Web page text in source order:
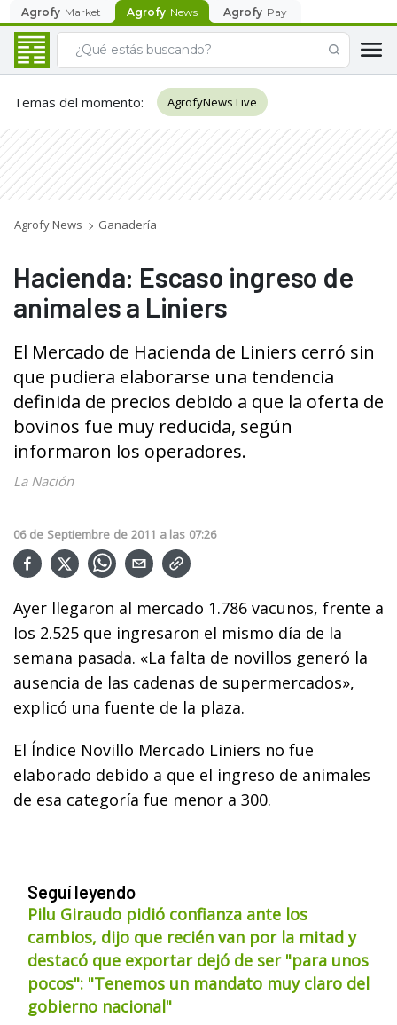
Agrofy Market Agrofy News Agrofy Pay
Temas del momento: AgrofyNews Live
Agrofy News Ganadería
Hacienda: Escaso ingreso de
animales a Liniers
El Mercado de Hacienda de Liniers cerró sin
que pudiera elaborarse una tendencia
definida de precios debido a que la oferta de
bovinos fue muy reducida, según
informaron los operadores.
La Nación
06 de Septiembre de 2011 a las 07:26
Ayer llegaron al mercado 1.786 vacunos, frente a
los 2.525 que ingresaron el mismo día de la
semana pasada. «La falta de novillos generó la
ausencia de las cadenas de supermercados»,
explicó una fuente de la plaza.
El Índice Novillo Mercado Liniers no fue
elaborado debido a que el ingreso de animales
de esa categoría fue menor a 300.
Seguí leyendo
Pilu Giraudo pidió confianza ante los
cambios, dijo que recién van por la mitad y
destacó que exportar dejó de ser "para unos
pocos": "Tenemos un mandato muy claro del
gobierno nacional"